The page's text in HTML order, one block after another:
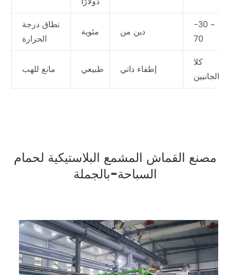
نطاق درجة
الحرارة
مئوية دين من
-30 ~
70
مانع للهب طبيعي إطفاء ذاتي
كلا
الجانبين
مصنع القماش المشمع البلاستيكية لحمام
السباحة-بالجملة